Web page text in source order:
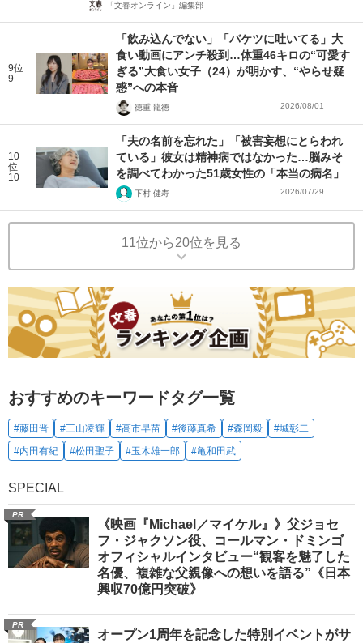
「文春オンライン」編集部
9位
9
「飲み込んでない」「バケツに吐いてる」大
食い動画にアンチ殺到…体重46キロの“可愛す
ぎる”大食い女子（24）が明かす、“やらせ疑
惑”への本音
徳重 龍徳 2026/08/01
10
位
10
「夫の名前を忘れた」「被害妄想にとらわれ
ている」彼女は精神病ではなかった…脳みそ
を調べてわかった51歳女性の「本当の病名」
下村 健寿 2026/07/29
11位から20位を見る
おすすめのキーワードタグ一覧
#藤田晋 #三山凌輝 #高市早苗 #後藤真希 #森岡毅
#城彰二
#内田有紀
#松田聖子 #玉木雄一郎 #亀和田武
SPECIAL
PR
《映画『Michael／マイケル』》父ジョセ
フ・ジャクソン役、コールマン・ドミンゴ
オフィシャルインタビュー“観客を魅了した
名優、複雑な父親像への想いを語る”《日本
興収70億円突破》
PR
オープン1周年を記念した特別イベントがサ